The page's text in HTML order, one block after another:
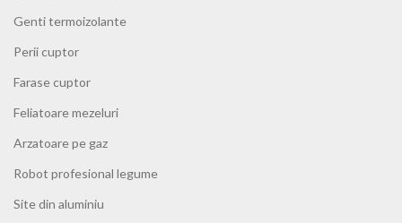
Genti termoizolante
Perii cuptor
Farase cuptor
Feliatoare mezeluri
Arzatoare pe gaz
Robot profesional legume
Site din aluminiu